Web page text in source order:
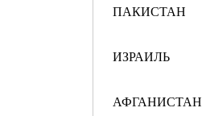
ПАКИСТАН
ИЗРАИЛЬ
АФГАНИСТАН